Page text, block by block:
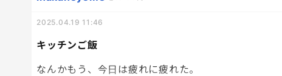
キッチンご飯
2025.04.19 11:46
なんかもう、今日は疲れに疲れた。